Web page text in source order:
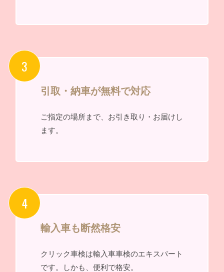
引取・納車が無料で対応
ご指定の場所まで、お引き取り・お届けし
ます。
輸入車も断然格安
クリック車検は輸入車車検のエキスパート
です。しかも、便利で格安。